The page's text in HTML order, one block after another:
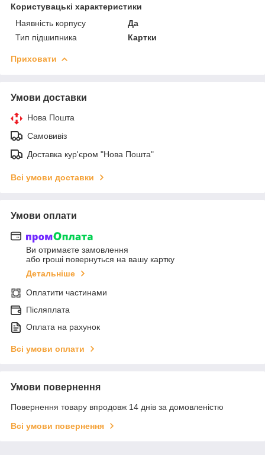
Користувацькі характеристики
Наявність корпусу
Да
Тип підшипника
Картки
Приховати
Умови доставки
Нова Пошта
Самовивіз
Доставка кур'єром "Нова Пошта"
Всі умови доставки
Умови оплати
Ви отримаєте замовлення
або гроші повернуться на вашу картку
Детальніше
Оплатити частинами
Післяплата
Оплата на рахунок
Всі умови оплати
Умови повернення
Повернення товару впродовж 14 днів за домовленістю
Всі умови повернення